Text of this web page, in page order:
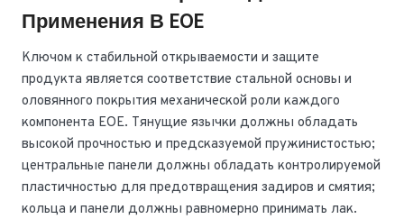
Применения В EOE
Ключом к стабильной открываемости и защите
продукта является соответствие стальной основы и
оловянного покрытия механической роли каждого
компонента EOE. Тянущие язычки должны обладать
высокой прочностью и предсказуемой пружинистостью;
центральные панели должны обладать контролируемой
пластичностью для предотвращения задиров и смятия;
кольца и панели должны равномерно принимать лак.